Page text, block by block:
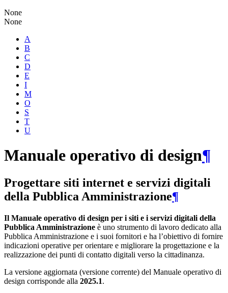
None
None
A
B
C
D
E
I
M
O
S
T
U
Manuale operativo di design¶
Progettare siti internet e servizi digitali
della Pubblica Amministrazione¶
Il Manuale operativo di design per i siti e i servizi digitali della
Pubblica Amministrazione è uno strumento di lavoro dedicato alla
Pubblica Amministrazione e i suoi fornitori e ha l’obiettivo di fornire
indicazioni operative per orientare e migliorare la progettazione e la
realizzazione dei punti di contatto digitali verso la cittadinanza.
La versione aggiornata (versione corrente) del Manuale operativo di
design corrisponde alla 2025.1.